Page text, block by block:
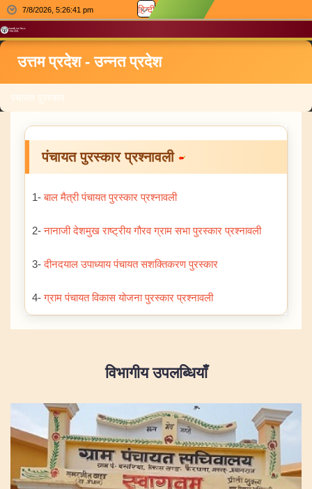
7/8/2026, 5:26:41 pm हिन्दी
उत्तम प्रदेश - उन्नत प्रदेश
पंचायत पुरस्कार
पंचायत पुरस्कार प्रश्नावली
1-बाल मैत्री पंचायत पुरस्कार प्रश्नावली
2-नानाजी देशमुख राष्ट्रीय गौरव ग्राम सभा पुरस्कार प्रश्नावली
3-दीनदयाल उपाध्याय पंचायत सशक्तिकरण पुरस्कार
4-ग्राम पंचायत विकास योजना पुरस्कार प्रश्नावली
विभागीय उपलब्धियाँ